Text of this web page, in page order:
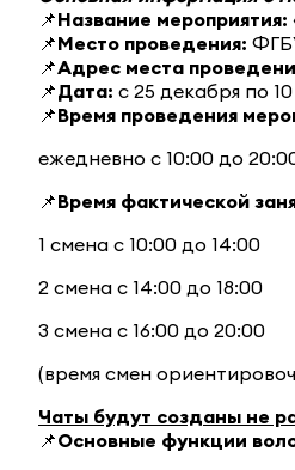
📌Название мероприятия:
📌Место проведения:
📌Адрес места
📌Дата: с 25 декабря по
📌Время проведения
ежедневно с 10:00 до
📌Время фактической
1 смена с 10:00 до 14:00
2 смена с 14:00 до 18:00
3 смена с 16:00 до 20:00
(время смен
Чаты будут созданы не
📌Основные функции